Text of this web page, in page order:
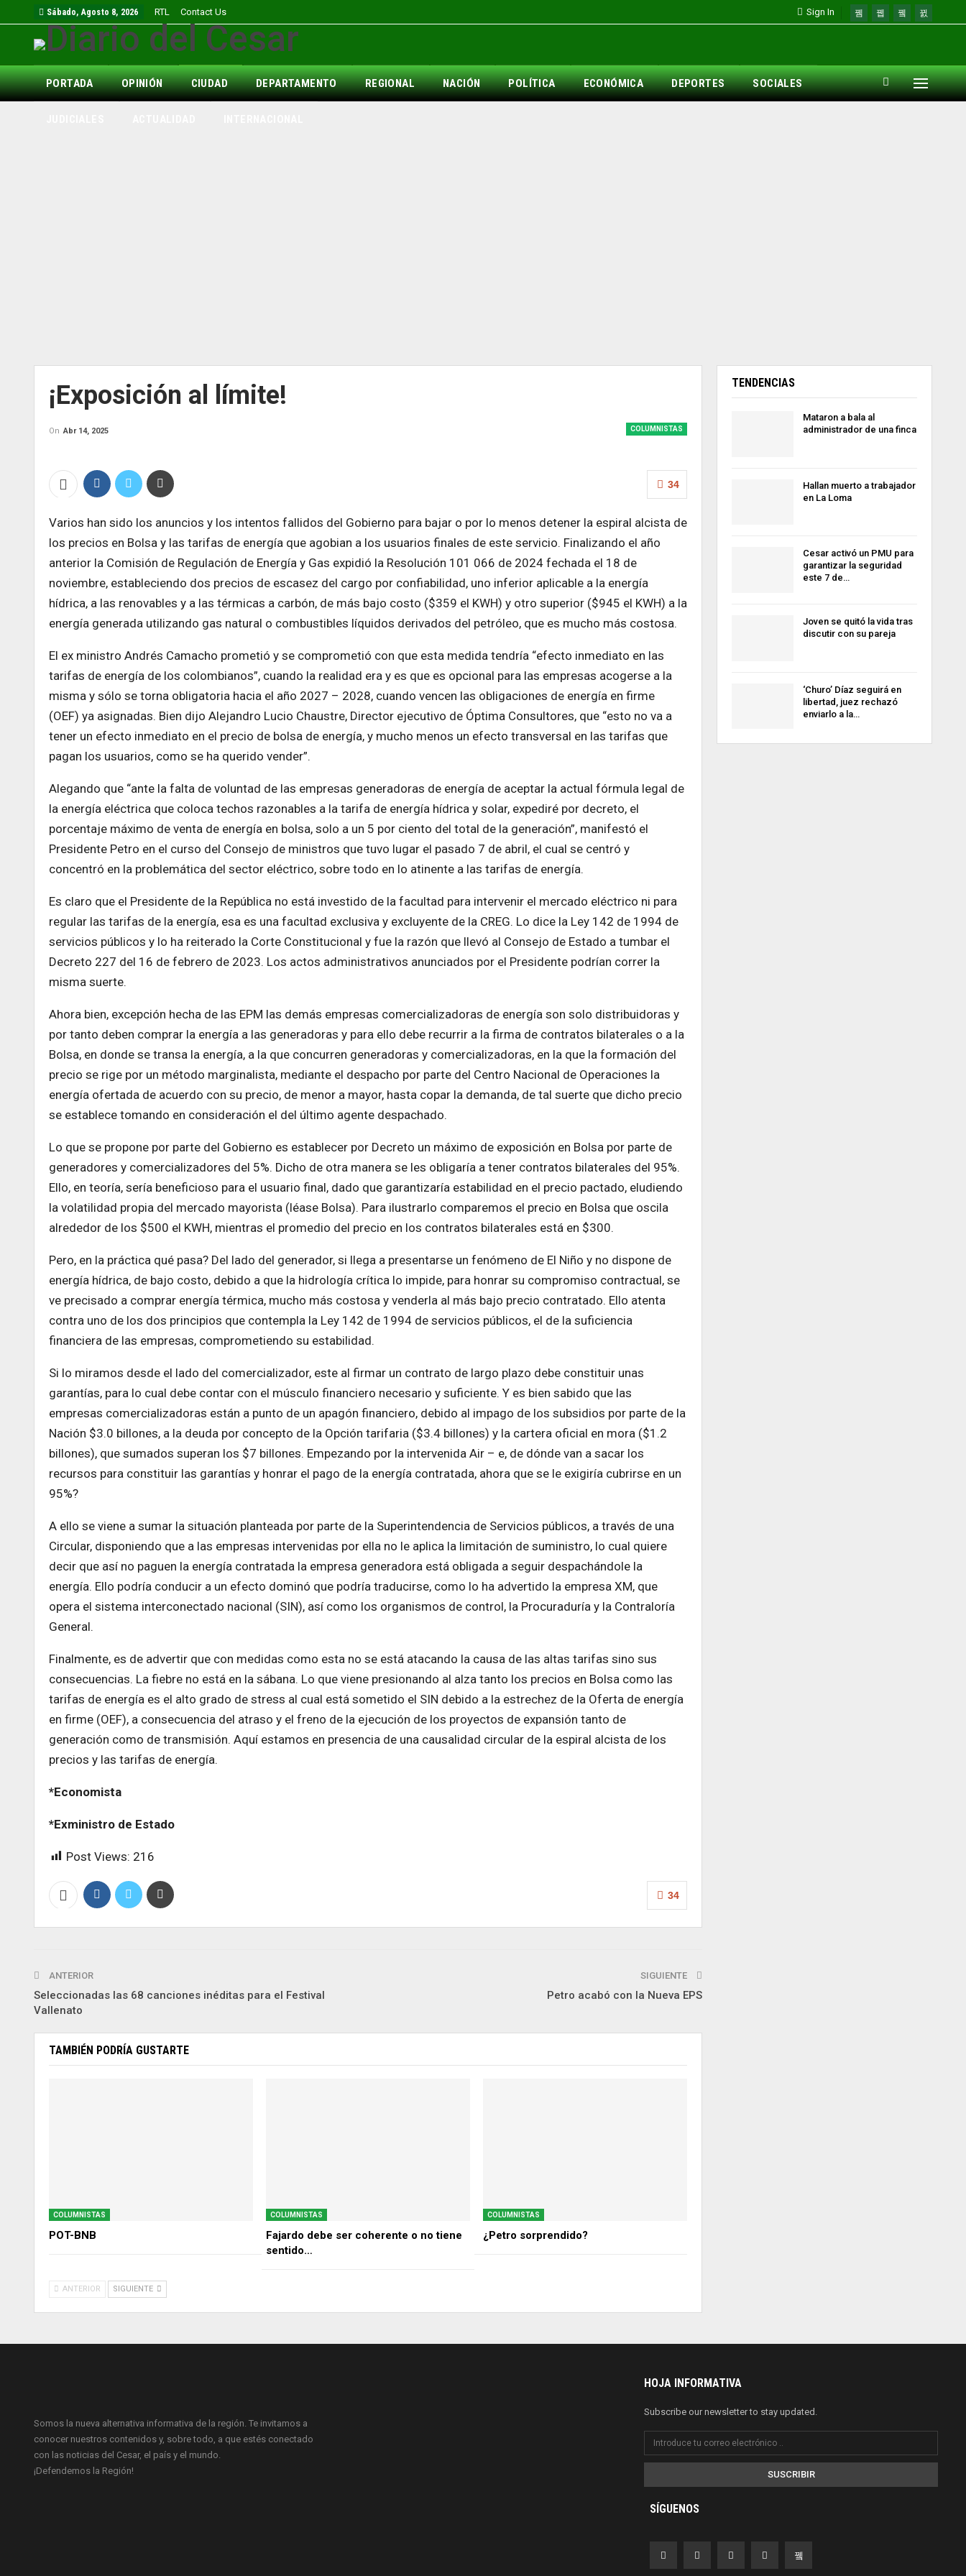
Sign In
Sábado, Agosto 8, 2026 RTL Contact Us
PORTADA OPINIÓN CIUDAD DEPARTAMENTO REGIONAL NACIÓN POLÍTICA ECONÓMICA DEPORTES SOCIALES
¡Exposición al límite!
COLUMNISTAS
On Abr 14, 2025
34
Varios han sido los anuncios y los intentos fallidos del Gobierno para bajar o por lo menos detener la espiral alcista de
los precios en Bolsa y las tarifas de energía que agobian a los usuarios finales de este servicio. Finalizando el año
anterior la Comisión de Regulación de Energía y Gas expidió la Resolución 101 066 de 2024 fechada el 18 de
noviembre, estableciendo dos precios de escasez del cargo por confiabilidad, uno inferior aplicable a la energía
hídrica, a las renovables y a las térmicas a carbón, de más bajo costo ($359 el KWH) y otro superior ($945 el KWH) a la
energía generada utilizando gas natural o combustibles líquidos derivados del petróleo, que es mucho más costosa.
El ex ministro Andrés Camacho prometió y se comprometió con que esta medida tendría “efecto inmediato en las
tarifas de energía de los colombianos”, cuando la realidad era y es que es opcional para las empresas acogerse a la
misma y sólo se torna obligatoria hacia el año 2027 – 2028, cuando vencen las obligaciones de energía en firme
(OEF) ya asignadas. Bien dijo Alejandro Lucio Chaustre, Director ejecutivo de Óptima Consultores, que “esto no va a
tener un efecto inmediato en el precio de bolsa de energía, y mucho menos un efecto transversal en las tarifas que
pagan los usuarios, como se ha querido vender”.
Alegando que “ante la falta de voluntad de las empresas generadoras de energía de aceptar la actual fórmula legal de
la energía eléctrica que coloca techos razonables a la tarifa de energía hídrica y solar, expediré por decreto, el
porcentaje máximo de venta de energía en bolsa, solo a un 5 por ciento del total de la generación”, manifestó el
Presidente Petro en el curso del Consejo de ministros que tuvo lugar el pasado 7 de abril, el cual se centró y
concentró en la problemática del sector eléctrico, sobre todo en lo atinente a las tarifas de energía.
Es claro que el Presidente de la República no está investido de la facultad para intervenir el mercado eléctrico ni para
regular las tarifas de la energía, esa es una facultad exclusiva y excluyente de la CREG. Lo dice la Ley 142 de 1994 de
servicios públicos y lo ha reiterado la Corte Constitucional y fue la razón que llevó al Consejo de Estado a tumbar el
Decreto 227 del 16 de febrero de 2023. Los actos administrativos anunciados por el Presidente podrían correr la
misma suerte.
Ahora bien, excepción hecha de las EPM las demás empresas comercializadoras de energía son solo distribuidoras y
por tanto deben comprar la energía a las generadoras y para ello debe recurrir a la firma de contratos bilaterales o a la
Bolsa, en donde se transa la energía, a la que concurren generadoras y comercializadoras, en la que la formación del
precio se rige por un método marginalista, mediante el despacho por parte del Centro Nacional de Operaciones la
energía ofertada de acuerdo con su precio, de menor a mayor, hasta copar la demanda, de tal suerte que dicho precio
se establece tomando en consideración el del último agente despachado.
Lo que se propone por parte del Gobierno es establecer por Decreto un máximo de exposición en Bolsa por parte de
generadores y comercializadores del 5%. Dicho de otra manera se les obligaría a tener contratos bilaterales del 95%.
Ello, en teoría, sería beneficioso para el usuario final, dado que garantizaría estabilidad en el precio pactado, eludiendo
la volatilidad propia del mercado mayorista (léase Bolsa). Para ilustrarlo comparemos el precio en Bolsa que oscila
alrededor de los $500 el KWH, mientras el promedio del precio en los contratos bilaterales está en $300.
Pero, en la práctica qué pasa? Del lado del generador, si llega a presentarse un fenómeno de El Niño y no dispone de
energía hídrica, de bajo costo, debido a que la hidrología crítica lo impide, para honrar su compromiso contractual, se
ve precisado a comprar energía térmica, mucho más costosa y venderla al más bajo precio contratado. Ello atenta
contra uno de los dos principios que contempla la Ley 142 de 1994 de servicios públicos, el de la suficiencia
financiera de las empresas, comprometiendo su estabilidad.
Si lo miramos desde el lado del comercializador, este al firmar un contrato de largo plazo debe constituir unas
garantías, para lo cual debe contar con el músculo financiero necesario y suficiente. Y es bien sabido que las
empresas comercializadoras están a punto de un apagón financiero, debido al impago de los subsidios por parte de la
Nación $3.0 billones, a la deuda por concepto de la Opción tarifaria ($3.4 billones) y la cartera oficial en mora ($1.2
billones), que sumados superan los $7 billones. Empezando por la intervenida Air – e, de dónde van a sacar los
recursos para constituir las garantías y honrar el pago de la energía contratada, ahora que se le exigiría cubrirse en un
95%?
A ello se viene a sumar la situación planteada por parte de la Superintendencia de Servicios públicos, a través de una
Circular, disponiendo que a las empresas intervenidas por ella no le aplica la limitación de suministro, lo cual quiere
decir que así no paguen la energía contratada la empresa generadora está obligada a seguir despachándole la
energía. Ello podría conducir a un efecto dominó que podría traducirse, como lo ha advertido la empresa XM, que
opera el sistema interconectado nacional (SIN), así como los organismos de control, la Procuraduría y la Contraloría
General.
Finalmente, es de advertir que con medidas como esta no se está atacando la causa de las altas tarifas sino sus
consecuencias. La fiebre no está en la sábana. Lo que viene presionando al alza tanto los precios en Bolsa como las
tarifas de energía es el alto grado de stress al cual está sometido el SIN debido a la estrechez de la Oferta de energía
en firme (OEF), a consecuencia del atraso y el freno de la ejecución de los proyectos de expansión tanto de
generación como de transmisión. Aquí estamos en presencia de una causalidad circular de la espiral alcista de los
precios y las tarifas de energía.
*Economista
*Exministro de Estado
Post Views: 216
34
ANTERIOR
Seleccionadas las 68 canciones inéditas para el Festival
Vallenato
SIGUIENTE
Petro acabó con la Nueva EPS
TAMBIÉN PODRÍA GUSTARTE
COLUMNISTAS
POT-BNB
COLUMNISTAS
Fajardo debe ser coherente o no tiene
sentido…
COLUMNISTAS
¿Petro sorprendido?
ANTERIOR SIGUIENTE
TENDENCIAS
Mataron a bala al
administrador de una finca
Hallan muerto a trabajador
en La Loma
Cesar activó un PMU para
garantizar la seguridad
este 7 de…
Joven se quitó la vida tras
discutir con su pareja
‘Churo’ Díaz seguirá en
libertad, juez rechazó
enviarlo a la…
Somos la nueva alternativa informativa de la región. Te invitamos a
conocer nuestros contenidos y, sobre todo, a que estés conectado
con las noticias del Cesar, el país y el mundo.
¡Defendemos la Región!
HOJA INFORMATIVA
Subscribe our newsletter to stay updated.
SUSCRIBIR
SÍGUENOS